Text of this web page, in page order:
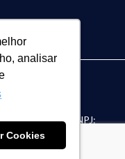
analisar
Cookies
LTDA. | CNPJ: